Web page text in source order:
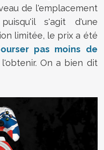
de l'emplacement
s'agit d'une
limitée, le prix a été
pas moins de
On a bien dit